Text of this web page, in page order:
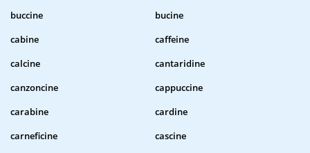
buccine
bucine
cabine
caffeine
calcine
cantaridine
canzoncine
cappuccine
carabine
cardine
carneficine
cascine